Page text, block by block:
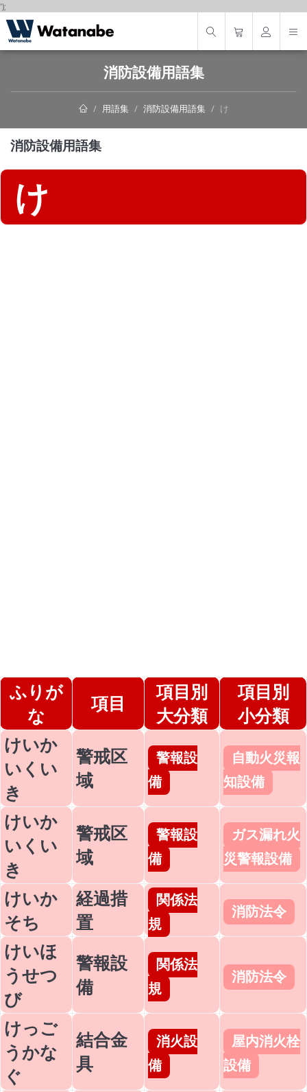
');
消防設備用語集
用語集 消防設備用語集 け
消防設備用語集
け
ふりが
な
項目
項目別
大分類
項目別
小分類
けいか
いくい
き
警戒区
域
警報設
備
自動火災報
知設備
けいか
いくい
き
警戒区
域
警報設
備
ガス漏れ火
災警報設備
けいか
そち
経過措
置
関係法
規
消防法令
けいほ
うせつ
び
警報設
備
関係法
規
消防法令
けっご
うかな
ぐ
結合金
具
消火設
備
屋内消火栓
設備